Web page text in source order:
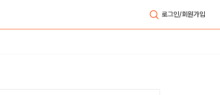
로그인/회원가입